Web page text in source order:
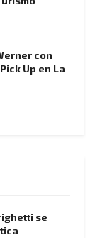
con
Up en La
se